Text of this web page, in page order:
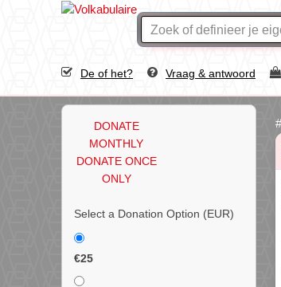
De of het? Vraag & antwoord
DONATE
MONTHLY
DONATE ONCE
ONLY
Select a Donation Option (EUR)
€25